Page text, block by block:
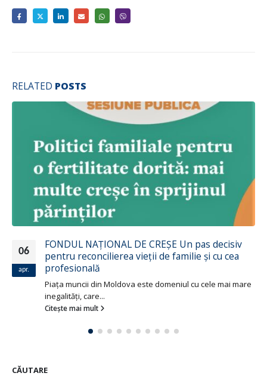
RELATED POSTS
NAȚIONAL DE CREȘE Un pas decisiv
vieții de familie și cu cea
din Moldova este domeniul cu cele mai mare
26
DE
În
CĂUTARE